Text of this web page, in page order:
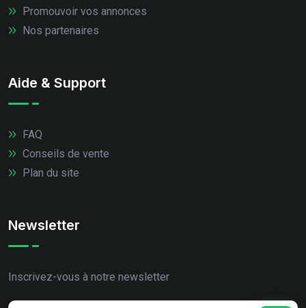
Promouvoir vos annonces
Nos partenaires
Aide & Support
FAQ
Conseils de vente
Plan du site
Newsletter
Inscrivez-vous à notre newsletter